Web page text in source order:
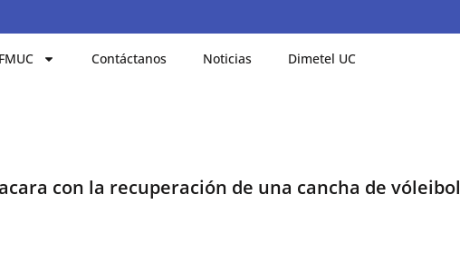
FMUC Contáctanos Noticias Dimetel UC
con la recuperación de una cancha de vóleibol